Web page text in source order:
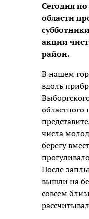
Сегодня
области
акции
район.
В нашем
вдоль
областного
числа
берегу
После
вышли на
совсем